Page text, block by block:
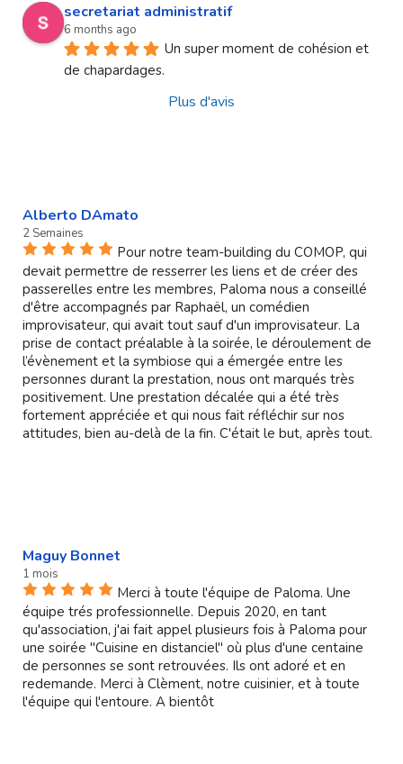
secretariat administratif
6 months ago
Un super moment de cohésion et
de chapardages.
Plus d'avis
Alberto DAmato
2 Semaines
Pour notre team-building du COMOP, qui
devait permettre de resserrer les liens et de créer des
passerelles entre les membres, Paloma nous a conseillé
d'être accompagnés par Raphaël, un comédien
improvisateur, qui avait tout sauf d'un improvisateur. La
prise de contact préalable à la soirée, le déroulement de
l’évènement et la symbiose qui a émergée entre les
personnes durant la prestation, nous ont marqués très
positivement. Une prestation décalée qui a été très
fortement appréciée et qui nous fait réfléchir sur nos
attitudes, bien au-delà de la fin. C'était le but, après tout.
Maguy Bonnet
1 mois
Merci à toute l'équipe de Paloma. Une
équipe trés professionnelle. Depuis 2020, en tant
qu'association, j'ai fait appel plusieurs fois à Paloma pour
une soirée "Cuisine en distanciel" où plus d'une centaine
de personnes se sont retrouvées. Ils ont adoré et en
redemande. Merci à Clèment, notre cuisinier, et à toute
l'équipe qui l'entoure. A bientôt